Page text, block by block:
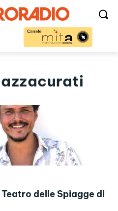
Teatro delle Spiagge di